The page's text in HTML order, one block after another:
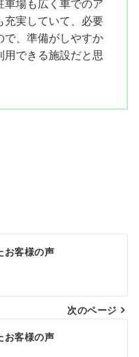
車場も広く車でのア
充実していて、必要
で、準備がしやすか
用できる施設だと思
お客様の声
次のページ
お客様の声